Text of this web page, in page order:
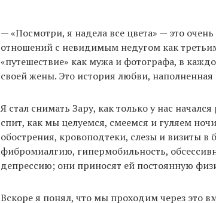
— «Посмотри, я надела все цвета» — это
отношений с невидимым недугом как
«путешествие» как мужа и фотографа, в
своей жены. Это история любви,
Я стал снимать Зару, как только у нас
спит, как мы целуемся, смеемся и гуляем
обострения, кровоподтеки, слезы и визиты
фибромиалгию, гипермобильность,
депрессию; они приносят ей постоянную
Вскоре я понял, что мы проходим через это